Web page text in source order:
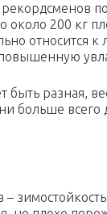
около 200 кг
относится
разная,
больше всего